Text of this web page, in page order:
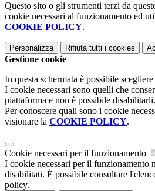
Questo sito o gli strumenti terzi da
cookie necessari al funzionamento ed
COOKIE POLICY.
Personalizza Rifiuta tutti i cookies
Gestione cookie
In questa schermata è possibile
I cookie necessari sono quelli che
piattaforma e non è possibile disabilitarli.
Per conoscere quali sono i cookie
visionare la COOKIE POLICY.
Cookie necessari per il funzionamento
I cookie necessari per il funzionamento
disabilitati. È possibile consultare
policy.